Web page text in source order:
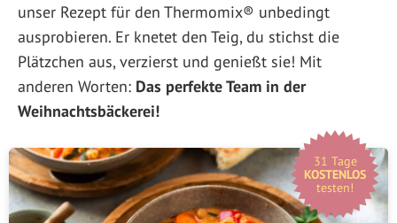
unser Rezept für den Thermomix® unbedingt
ausprobieren. Er knetet den Teig, du stichst die
Plätzchen aus, verzierst und genießt sie! Mit
anderen Worten: Das perfekte Team in der
Weihnachtsbäckerei!
31 Tage
KOSTENLOS
testen!